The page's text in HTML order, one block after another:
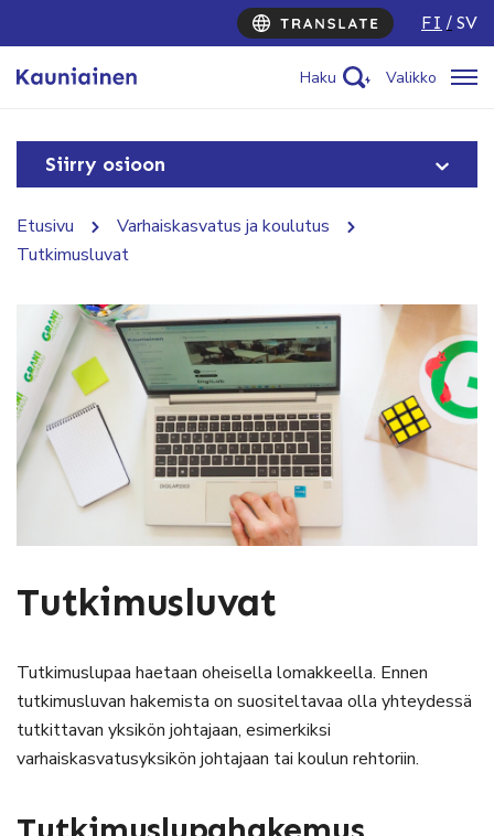
FI SV
Haku Valikko
Siirry osioon
Etusivu
Varhaiskasvatus ja koulutus
Tutkimusluvat
Tutkimusluvat
Tutkimuslupaa haetaan oheisella lomakkeella. Ennen
tutkimusluvan hakemista on suositeltavaa olla yhteydessä
tutkittavan yksikön johtajaan, esimerkiksi
varhaiskasvatusyksikön johtajaan tai koulun rehtoriin.